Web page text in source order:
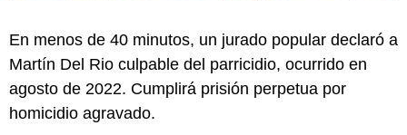
En menos de 40 minutos, un jurado popular declaró a
Martín Del Rio culpable del parricidio, ocurrido en
agosto de 2022. Cumplirá prisión perpetua por
homicidio agravado.